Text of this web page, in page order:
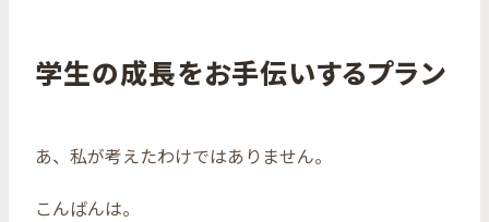
学生の成長をお手伝いするプラン
あ、私が考えたわけではありません。
こんばんは。